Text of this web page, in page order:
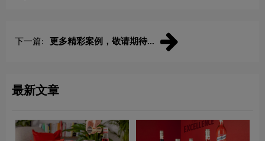
下一篇: 更多精彩案例，敬请期待...
最新文章